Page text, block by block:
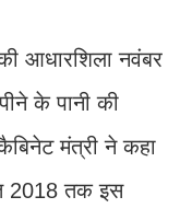
आधारशिला नवंबर
के पानी की
मंत्री ने कहा
2018 तक इस